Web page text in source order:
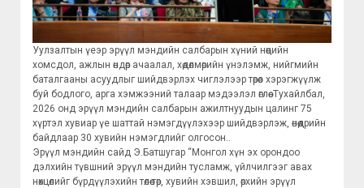
Уулзалтын үеэр эрүүл мэндийн салбарын хүний нөөцийн
хомсдол, ажлын өндөр ачаалал, хөдөлмөрийн үнэлэмж, нийгмийн
баталгааны асуудлыг шийдвэрлэх чиглэлээр төрөөс хэрэгжүүлж
буй бодлого, арга хэмжээний талаар мэдээлэл өглөө. Тухайлбал,
2026 онд эрүүл мэндийн салбарын ажилтнуудын цалинг 75
хүртэл хувиар үе шаттай нэмэгдүүлэхээр шийдвэрлэж, өнөөдрийн
байдлаар 30 хувийн нэмэгдлийг олгосон..
Эрүүл мэндийн сайд Э.Батшугар “Монгол хүн эх орондоо
дэлхийн түвшний эрүүл мэндийн тусламж, үйлчилгээг авах
нөхцөлийг бүрдүүлэхийн төлөө төр, хувийн хэвшил, өрхийн эрүүл